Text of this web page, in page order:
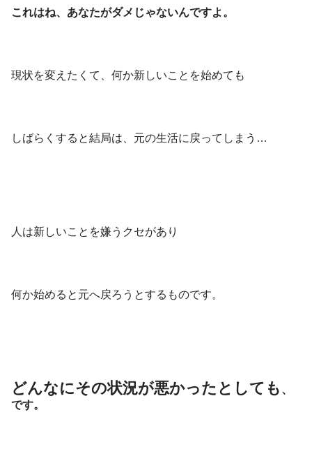
これはね、あなたがダメじゃないんですよ。
現状を変えたくて、何か新しいことを始めても
しばらくすると結局は、元の生活に戻ってしまう…
人は新しいことを嫌うクセがあり
何か始めると元へ戻ろうとするものです。
どんなにその状況が悪かったとしても 、
です。